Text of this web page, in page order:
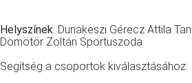
Helyszínek: Dunakeszi Gérecz Attila
Dömötör Zoltán Sportuszoda
Segítség a csoportok kiválasztásához: